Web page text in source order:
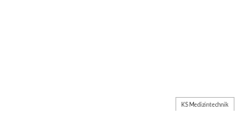
KS Medizintechnik